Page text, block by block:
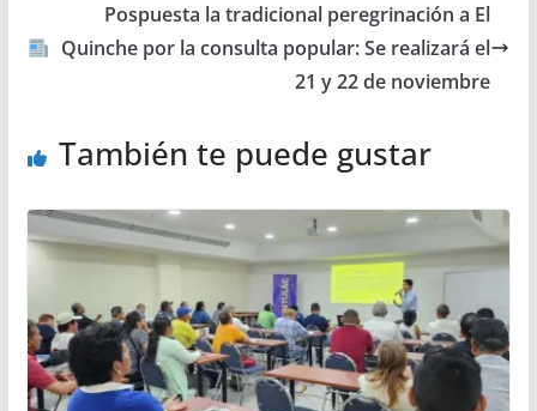
Pospuesta la tradicional peregrinación a El
Quinche por la consulta popular: Se realizará el
21 y 22 de noviembre
También te puede gustar